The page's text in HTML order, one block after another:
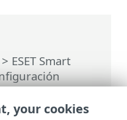
ESET Smart
>
> Contraseña
your cookies